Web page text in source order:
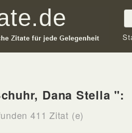
Dana Stella ":
411 Zitat (e)